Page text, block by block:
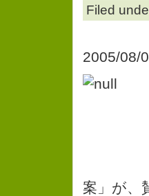
Filed
2005/08/
案」が、